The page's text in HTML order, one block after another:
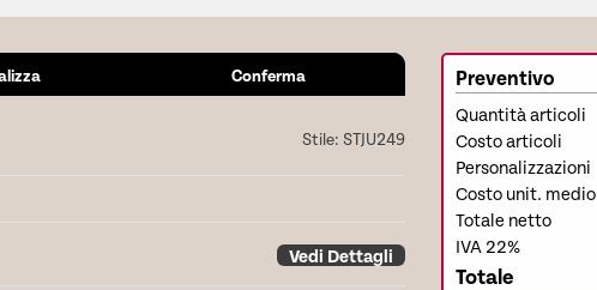
Conferma
Stile: STJU249
Vedi Dettagli
Preventivo
Quantità articoli
Costo articoli
Personalizzazioni
Costo unit. medio
Totale netto
IVA 22%
Totale